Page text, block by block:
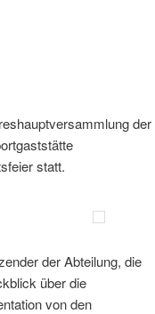
der
statt.
der Abteilung, die
über die
von den